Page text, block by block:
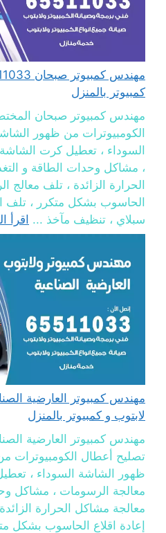
كمبيوتر بالمنزل
مهندس كمبيوتر صبحان
الكومبيوترات من ظهور
السوداء ، تعطيل كرت
، مشاكل وحدات الطاقة و
الحرارة الزائدة ، تلف معالج
الحاسوب بشكل متكرر ، تلف
سبلاي ، تنظيف مآخذ ... اقرأ
لابتوب و كمبيوتر بالمنزل
مهندس كمبيوتر العارضية
تصليح أعطال الكومبيوترات
ظهور الشاشة السوداء ،
معالجة الرسومات ، مشاكل
معالجة مشاكل الحرارة
إعادة اقلاع الحاسوب بشكل